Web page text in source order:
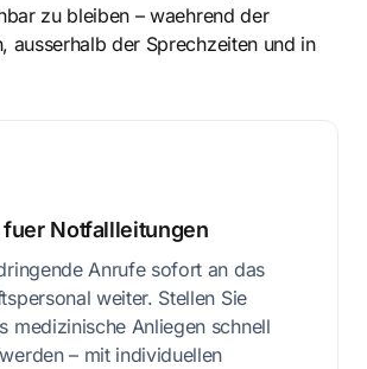
zu bleiben – waehrend der
ausserhalb der Sprechzeiten und in
Notfallleitungen
Anrufe sofort an das
weiter. Stellen Sie
medizinische Anliegen schnell
– mit individuellen